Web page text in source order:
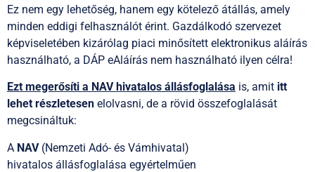
Ez nem egy lehetőség, hanem egy kötelező átállás, amely
minden eddigi felhasználót érint. Gazdálkodó szervezet
képviseletében kizárólag piaci minősített elektronikus aláírás
használható, a DÁP eAláírás nem használható ilyen célra!
Ezt megerősíti a NAV hivatalos állásfoglalása is, amit itt
lehet részletesen elolvasni, de a rövid összefoglalását
megcsináltuk:
A NAV (Nemzeti Adó- és Vámhivatal)
hivatalos állásfoglalása egyértelműen